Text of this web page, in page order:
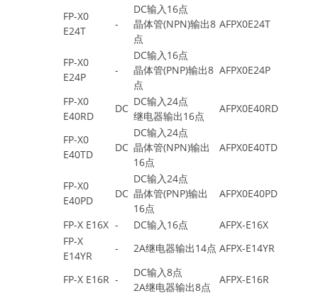
FP-X0
E24T
-
DC输入16点
晶体管(NPN)输出8
点
AFPX0E24T
FP-X0
E24P
-
DC输入16点
晶体管(PNP)输出8
点
AFPX0E24P
FP-X0
E40RD
DC
DC输入24点
继电器输出16点
AFPX0E40RD
FP-X0
E40TD
DC
DC输入24点
晶体管(NPN)输出
16点
AFPX0E40TD
FP-X0
E40PD
DC
DC输入24点
晶体管(PNP)输出
16点
AFPX0E40PD
FP-X E16X - DC输入16点
AFPX-E16X
FP-X
E14YR
- 2A继电器输出14点 AFPX-E14YR
FP-X E16R -
DC输入8点
2A继电器输出8点
AFPX-E16R